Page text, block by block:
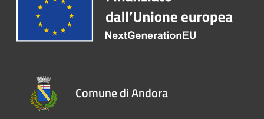
Comune di Andora